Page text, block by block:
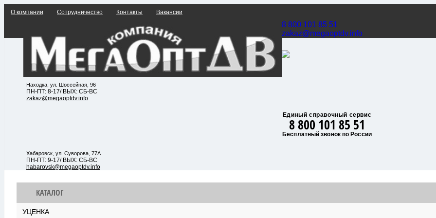
О компании Сотрудничество Контакты Вакансии
8 800 101 85 51
zakaz@megaoptdv.info
Находка, ул. Шоссейная, 96
ПН-ПТ: 8-17/ ВЫХ: СБ-ВС
zakaz@megaoptdv.info
Единый справочный сервис
8 800 101 85 51
Бесплатный звонок по России
Хабаровск, ул. Суворова, 77А
ПН-ПТ: 9-17/ ВЫХ: СБ-ВС
habarovsk@megaoptdv.info
КАТАЛОГ
УЦЕНКА